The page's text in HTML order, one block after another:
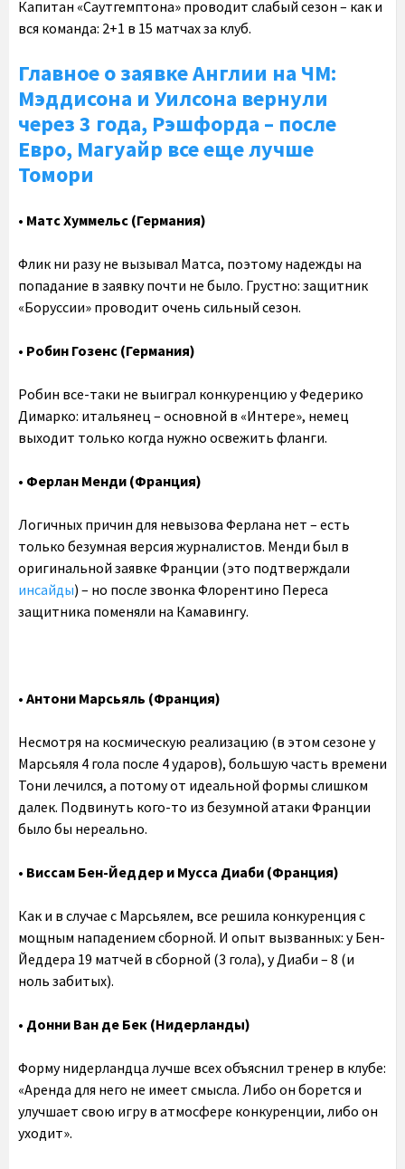
Капитан «Саутгемптона» проводит слабый сезон – как и
вся команда: 2+1 в 15 матчах за клуб.
Главное о заявке Англии на ЧМ:
Мэддисона и Уилсона вернули
через 3 года, Рэшфорда – после
Евро, Магуайр все еще лучше
Томори
• Матс Хуммельс (Германия)
Флик ни разу не вызывал Матса, поэтому надежды на
попадание в заявку почти не было. Грустно: защитник
«Боруссии» проводит очень сильный сезон.
• Робин Гозенс (Германия)
Робин все-таки не выиграл конкуренцию у Федерико
Димарко: итальянец – основной в «Интере», немец
выходит только когда нужно освежить фланги.
•‎ Ферлан Менди (Франция)
Логичных причин для невызова Ферлана нет – есть
только безумная версия журналистов. Менди был в
оригинальной заявке Франции (это подтверждали
инсайды) – но после звонка Флорентино Переса
защитника поменяли на Камавингу.
• Антони Марсьяль (Франция)
Несмотря на космическую реализацию (в этом сезоне у
Марсьяля 4 гола после 4 ударов), большую часть времени
Тони лечился, а потому от идеальной формы слишком
далек. Подвинуть кого-то из безумной атаки Франции
было бы нереально.
• Виссам Бен-Йеддер и Мусса Диаби (Франция)
Как и в случае с Марсьялем, все решила конкуренция с
мощным нападением сборной. И опыт вызванных: у Бен-
Йеддера 19 матчей в сборной (3 гола), у Диаби – 8 (и
ноль забитых).
• Донни Ван де Бек (Нидерланды)
Форму нидерландца лучше всех объяснил тренер в клубе:
«Аренда для него не имеет смысла. Либо он борется и
улучшает свою игру в атмосфере конкуренции, либо он
уходит».